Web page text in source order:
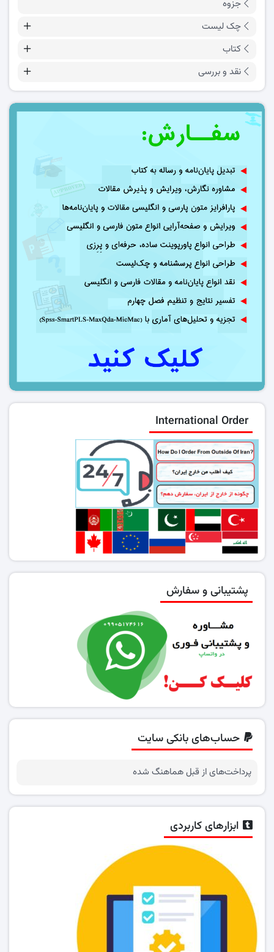
جزوه
چک لیست
کتاب
نقد و بررسی
International Order
پشتیبانی و سفارش
حساب‌های بانکی سایت
پرداخت‌های از قبل هماهنگ شده
ابزارهای کاربردی